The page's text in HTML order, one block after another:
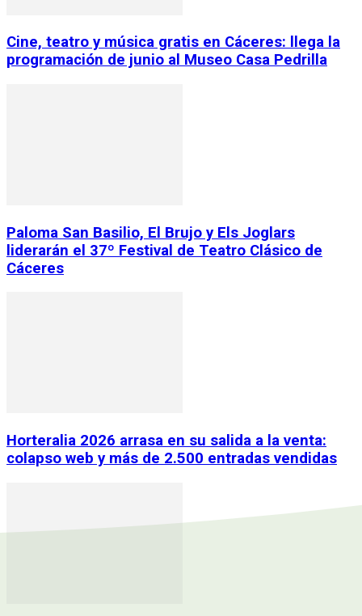
Cine, teatro y música gratis en Cáceres: llega la
programación de junio al Museo Casa Pedrilla
Paloma San Basilio, El Brujo y Els Joglars
liderarán el 37º Festival de Teatro Clásico de
Cáceres
Horteralia 2026 arrasa en su salida a la venta:
colapso web y más de 2.500 entradas vendidas